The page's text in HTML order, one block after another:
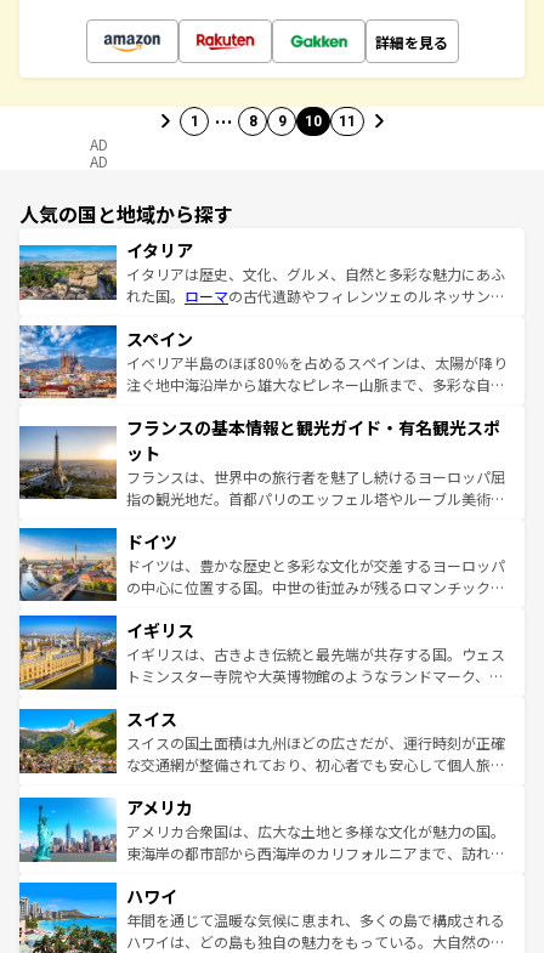
詳細を見る
1 … 8 9 10 11
AD
AD
人気の国と地域から探す
イタリア
イタリアは歴史、文化、グルメ、自然と多彩な魅力にあふ
れた国。 ローマの古代遺跡やフィレンツェのルネッサンス
ろん、トスカーナの美しい田園風景やアマルフィ海岸の絶
景など、自然景観も見逃せない。観光の合間には、本場の
ピザやパスタなど、絶品のイタリア料理を堪能することも
ませてくれるイタリアで、忘れられない旅をしてみよう！
なお、新着のイタリア情報は
しい。
スペイン
イベリア半島のほぼ80％を占めるスペインは、太陽が降り
注ぐ地中海沿岸から雄大なピレネー山脈まで、多彩な自然
文化が根付くこの国では、情熱的なフラメンコ、熱気あふ
れる闘牛、そして美味しいタパスが生活の一部となってい
る。首都マドリードの洗練された雰囲気や、バルセロナの
アートに溢れた街角から、地方では古代ローマ遺跡や中世
せる。地方によって風土や気候が異なるスペインはその個
性で訪れる人を魅了する。 なお、新着のスペイン情報は コ
ンテンツ一覧を参照してほしい。
フランスの基本情報と観光ガイド・有名観光スポ
ット
フランスは、世界中の旅行者を魅了し続けるヨーロッパ屈
指の観光地だ。首都パリのエッフェル塔やルーブル美術館
で、幅広い魅力が詰まっている。華麗な宮殿、歴史的な大
聖堂、美しいビーチ、そして豊かな自然が、訪れる者を心
から魅了する。また、フランスは美食の国としても知ら
いる。シャンパンの発祥地であるランス、プロヴァンスの
香り高いラベンダー畑など、多彩な楽しみ方が可能だ。さ
らに、パリ以外の地域にも魅力が溢れており、どの街角に
れる地方に足を運ぶとそれぞれで全く異なる文化を体験で
きるだろう。 なお、新着のフランス情報はコンテンツ一覧
を参照してほしい。
ドイツ
ドイツは、豊かな歴史と多彩な文化が交差するヨーロッパ
の中心に位置する国。中世の街並みが残るロマンチック街
顔を持つこの国は、どこを歩いても飽きることがない。ベ
ルリンの文化的活気、バイエルン州のアルプスの絶景、そ
してライン川沿いのワイン畑といった風景は必見。ビール
は、お酒好きな人にはぜひ体験してほしい。 なお、新着の
ドイツ情報はコンテンツ一覧を参照してほしい。
イギリス
イギリスは、古きよき伝統と最先端が共存する国。ウェス
トミンスター寺院や大英博物館のようなランドマーク、歴
リアごとに異なる魅力がある。また、優雅なアフタヌーン
ティー、ビール好きにはたまらない英国パブ、サッカー観
戦など、本場だからこそできる体験も豊富。イギリスを旅
ンツ一覧を参照してほしい。
スイス
スイスの国土面積は九州ほどの広さだが、運行時刻が正確
な交通網が整備されており、初心者でも安心して個人旅行
の建物がそのまま残る町や、スイスならではのユニークな
博物館もあり、アルプス観光だけでなく町歩きも満喫する
ことができる。国民の所得が高いため物価も高いが、旅行
ば市内交通費無料で観光を楽しむこともできる。 なお、新
着のスイス情報はコンテンツ一覧 を参照してほしい。
アメリカ
アメリカ合衆国は、広大な土地と多様な文化が魅力の国。
東海岸の都市部から西海岸のカリフォルニアまで、訪れる
のような巨大都市は、観光、ショッピング、エンターテイ
ンメントが詰まった刺激的なスポットだ。一方、アメリカ
西部には大自然が広がり、グランドキャニオンやイエロー
ハワイ
年間を通じて温暖な気候に恵まれ、多くの島で構成される
ハワイは、どの島も独自の魅力をもっている。大自然の神